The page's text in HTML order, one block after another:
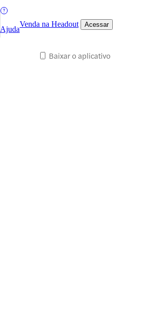
Ajuda
Venda na Headout Acessar
Baixar o aplicativo